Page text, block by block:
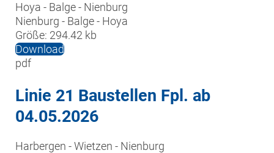
Hoya - Balge - Nienburg
Nienburg - Balge - Hoya
Größe: 294.42 kb
Download
pdf
Linie 21 Baustellen Fpl. ab
04.05.2026
Harbergen - Wietzen - Nienburg